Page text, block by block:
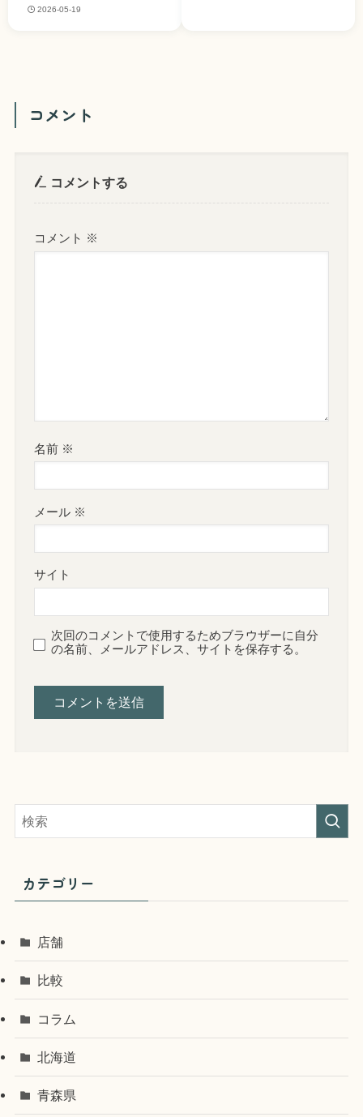
2026-05-19
コメント
コメントする
コメント ※
名前 ※
メール ※
サイト
次回のコメントで使用するためブラウザーに自分
の名前、メールアドレス、サイトを保存する。
カテゴリー
店舗
比較
コラム
北海道
青森県